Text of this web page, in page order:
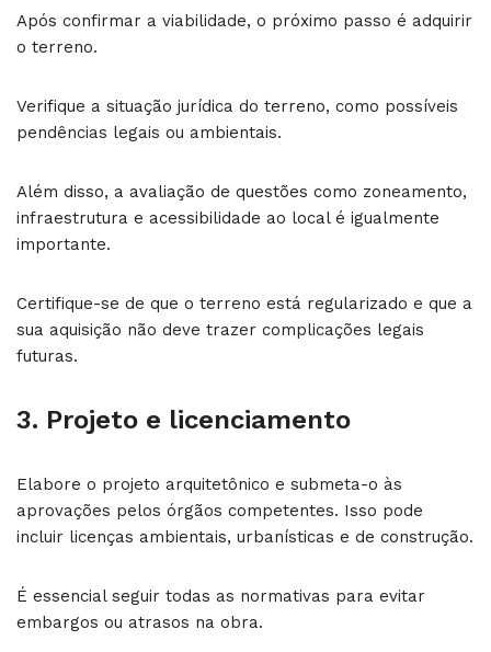
Após confirmar a viabilidade, o próximo passo é adquirir
o terreno.
Verifique a situação jurídica do terreno, como possíveis
pendências legais ou ambientais.
Além disso, a avaliação de questões como zoneamento,
infraestrutura e acessibilidade ao local é igualmente
importante.
Certifique-se de que o terreno está regularizado e que a
sua aquisição não deve trazer complicações legais
futuras.
3. Projeto e licenciamento
Elabore o projeto arquitetônico e submeta-o às
aprovações pelos órgãos competentes. Isso pode
incluir licenças ambientais, urbanísticas e de construção.
É essencial seguir todas as normativas para evitar
embargos ou atrasos na obra.